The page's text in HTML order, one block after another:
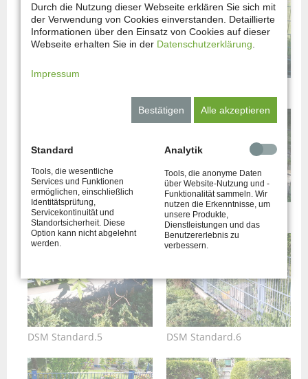
DSM Standard.3 DSM Standard.4
DSM Standard.5 DSM Standard.6
Durch die Nutzung dieser Webseite erklären Sie sich mit
der Verwendung von Cookies einverstanden. Detaillierte
Informationen über den Einsatz von Cookies auf dieser
Webseite erhalten Sie in der Datenschutzerklärung
Impressum
Bestätigen Alle akzeptieren
Standard
Tools, die wesentliche
Services und Funktionen
ermöglichen, einschließlich
Identitätsprüfung,
Servicekontinuität und
Standortsicherheit. Diese
Option kann nicht abgelehnt
werden.
Analytik
Tools, die anonyme Daten
über Website-Nutzung und -
Funktionalität sammeln. Wir
nutzen die Erkenntnisse, um
unsere Produkte,
Dienstleistungen und das
Benutzererlebnis zu
verbessern.